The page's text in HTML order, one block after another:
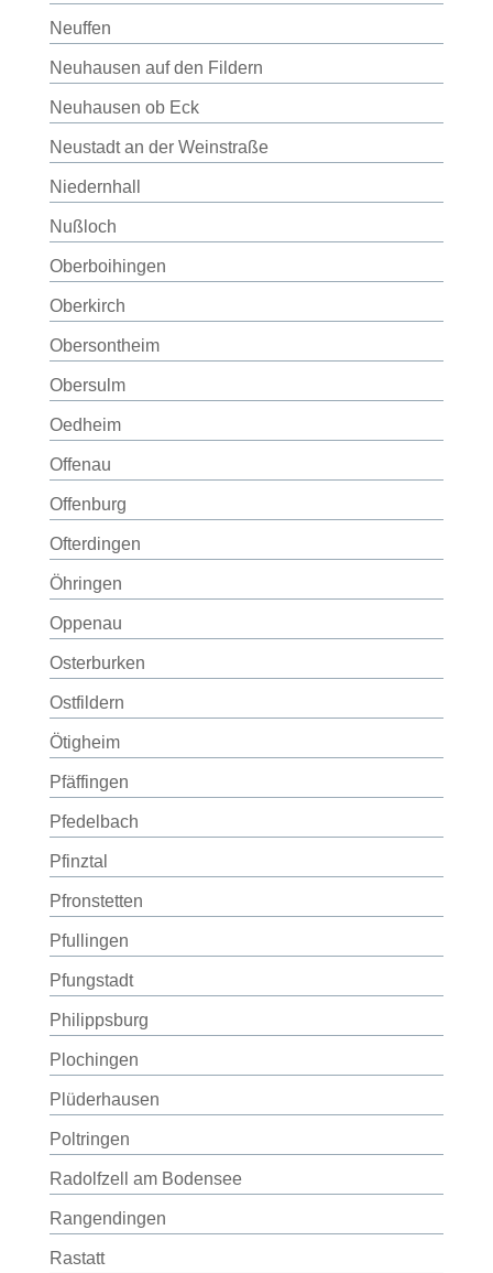
Neuffen
Neuhausen auf den Fildern
Neuhausen ob Eck
Neustadt an der Weinstraße
Niedernhall
Nußloch
Oberboihingen
Oberkirch
Obersontheim
Obersulm
Oedheim
Offenau
Offenburg
Ofterdingen
Öhringen
Oppenau
Osterburken
Ostfildern
Ötigheim
Pfäffingen
Pfedelbach
Pfinztal
Pfronstetten
Pfullingen
Pfungstadt
Philippsburg
Plochingen
Plüderhausen
Poltringen
Radolfzell am Bodensee
Rangendingen
Rastatt